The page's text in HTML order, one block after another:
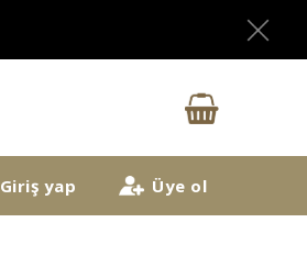
Giriş yap Üye ol